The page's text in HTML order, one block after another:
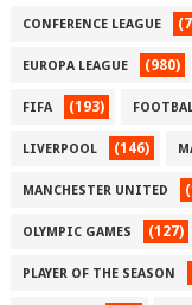
CONFERENCE LEAGUE
EUROPA LEAGUE (980)
FIFA (193)
LIVERPOOL (146)
MANCHESTER UNITED
OLYMPIC GAMES (127)
PLAYER OF THE SEASON